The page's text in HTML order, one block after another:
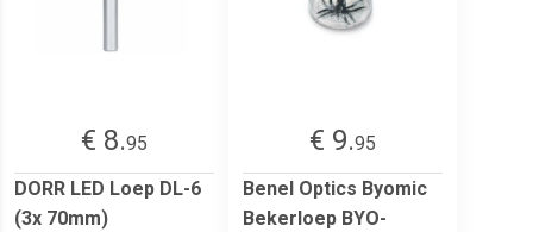
€ 8.95
DORR LED Loep DL-6
(3x 70mm)
€ 9.95
Benel Optics Byomic
Bekerloep BYO-